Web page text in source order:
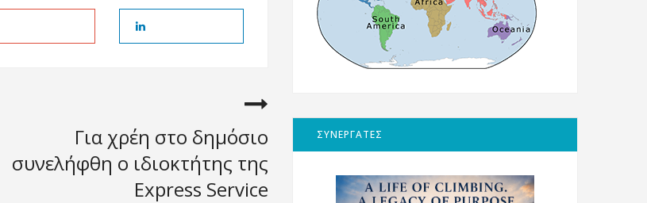
Για χρέη στο δημόσιο
συνελήφθη ο ιδιοκτήτης της
Express Service
ΣΥΝΕΡΓΑΤΕΣ